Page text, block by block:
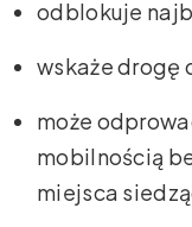
odblokuje
wskaże drogę
może
mobilnością
miejsca